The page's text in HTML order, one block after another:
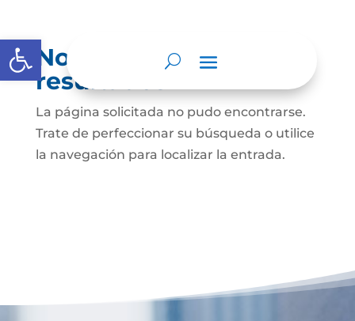
Abrir barra de herramientas
No se encontraron
resultados
La página solicitada no pudo encontrarse.
Trate de perfeccionar su búsqueda o utilice
la navegación para localizar la entrada.